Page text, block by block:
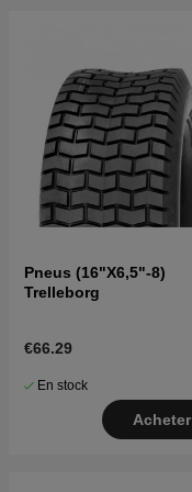
Pneus (16"X6,5"-8)
Trelleborg
€66.29
En stock
Acheter